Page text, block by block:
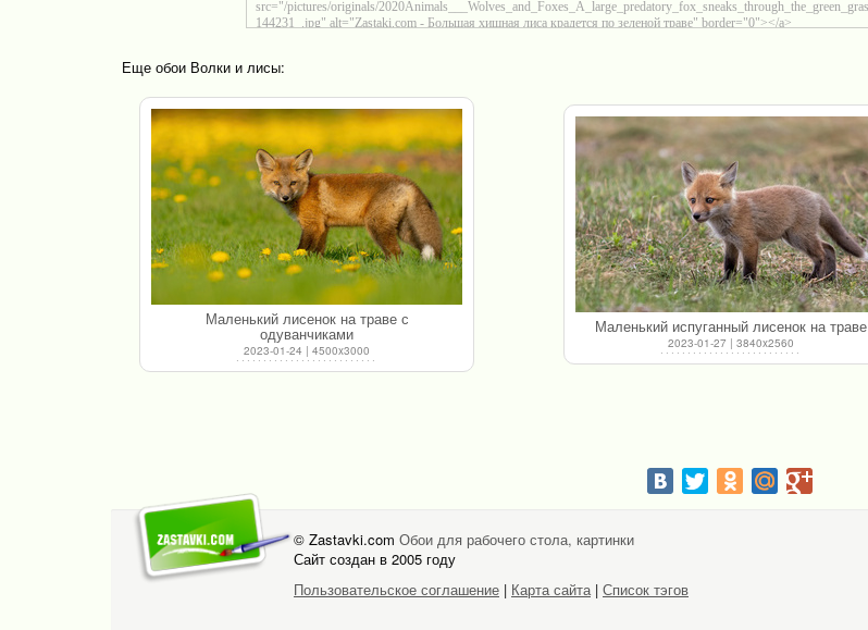
Еще обои Волки и лисы:
Маленький лисенок на траве с
одуванчиками
2023-01-24 | 4500x3000
Маленький испуганный лисенок на траве
2023-01-27 | 3840x2560
© Zastavki.com Обои для рабочего стола, картинки
Сайт создан в 2005 году
Пользовательское соглашение | Карта сайта | Список тэгов